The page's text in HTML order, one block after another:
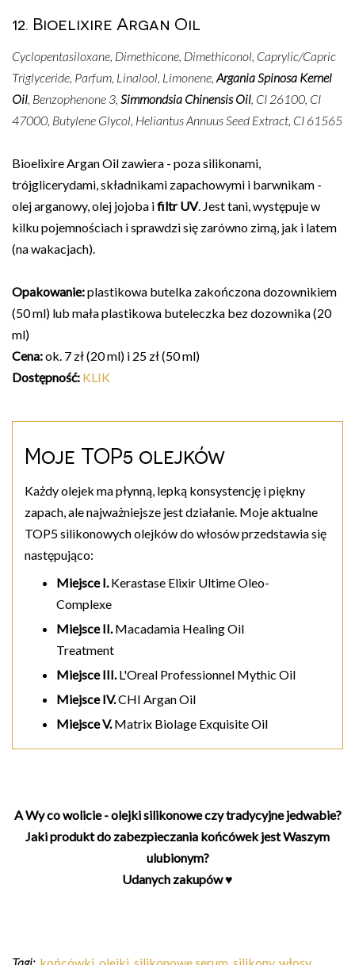
12. Bioelixire Argan Oil
Cyclopentasiloxane, Dimethicone, Dimethiconol, Caprylic/Capric
Triglyceride, Parfum, Linalool, Limonene, Argania Spinosa Kernel
Oil, Benzophenone 3, Simmondsia Chinensis Oil, CI 26100, CI
47000, Butylene Glycol, Heliantus Annuus Seed Extract, CI 61565
Bioelixire Argan Oil zawiera - poza silikonami,
trójglicerydami, składnikami zapachowymi i barwnikam -
olej arganowy, olej jojoba ifiltr UV. Jest tani, występuje w
kilku pojemnościach i sprawdzi się zarówno zimą, jak i latem
(na wakacjach).
Opakowanie:plastikowa butelka zakończona dozownikiem
(50 ml) lub mała plastikowa buteleczka bez dozownika (20
ml)
Cena:ok. 7 zł (20 ml) i 25 zł (50 ml)
Dostępność: KLIK
Moje TOP5 olejków
Każdy olejek ma płynną, lepką konsystencję i piękny
zapach, ale najważniejsze jest działanie. Moje aktualne
TOP5 silikonowych olejków do włosów przedstawia się
następująco:
Miejsce I.Kerastase Elixir Ultime Oleo-
Complexe
Miejsce II.Macadamia Healing Oil
Treatment
Miejsce III.L'Oreal Professionnel Mythic Oil
Miejsce IV.CHI Argan Oil
Miejsce V.Matrix Biolage Exquisite Oil
A Wy co wolicie - olejki silikonowe czy tradycyjne jedwabie?
Jaki produkt do zabezpieczania końcówek jest Waszym
ulubionym?
Udanych zakupów ♥